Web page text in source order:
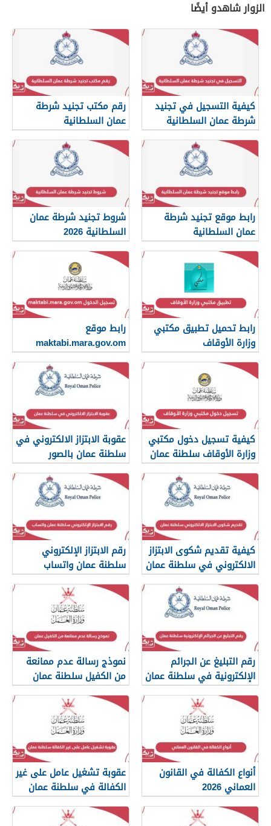
الزوار شاهدو أيضًا
كيفية التسجيل في تجنيد
شرطة عمان السلطانية
2026
رقم مكتب تجنيد شرطة
عمان السلطانية
رابط موقع تجنيد شرطة
عمان السلطانية
شروط تجنيد شرطة عمان
السلطانية 2026
رابط تحميل تطبيق مكتبي
وزارة الأوقاف
رابط موقع
maktabi.mara.gov.om
تسجيل الدخول
كيفية تسجيل دخول مكتبي
وزارة الأوقاف سلطنة عمان
عقوبة الابتزاز الالكتروني في
سلطنة عمان بالصور
والرسائل
كيفية تقديم شكوى الابتزاز
الالكتروني في سلطنة عمان
رقم الابتزاز الإلكتروني
سلطنة عمان واتساب
رقم التبليغ عن الجرائم
الإلكترونية في سلطنة عمان
2026
نموذج رسالة عدم ممانعة
من الكفيل سلطنة عمان
أنواع الكفالة في القانون
العماني 2026
عقوبة تشغيل عامل على غير
الكفالة في سلطنة عمان